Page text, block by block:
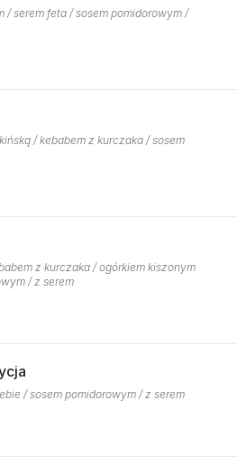
/ serem feta / sosem pomidorowym /
/ kebabem z kurczaka / sosem
z kurczaka / ogórkiem kiszonym
/ z serem
/ sosem pomidorowym / z serem